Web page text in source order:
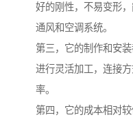
好的刚性，不易变形
通风和空调系统。
第三，它的制作和安
进行灵活加工，连接
率。
第四，它的成本相对